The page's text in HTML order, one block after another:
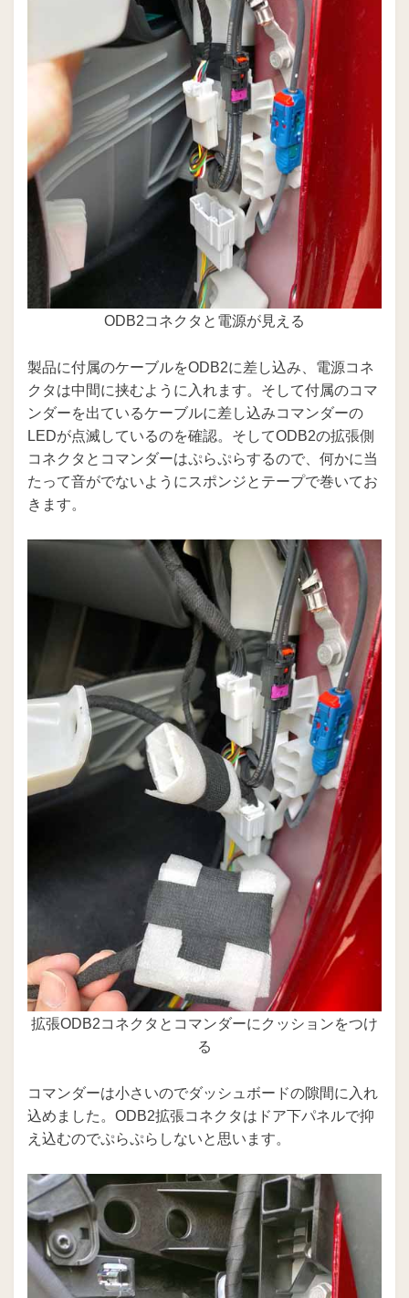
ODB2コネクタと電源が見える
製品に付属のケーブルをODB2に差し込み、電源コネ
クタは中間に挟むように入れます。そして付属のコマ
ンダーを出ているケーブルに差し込みコマンダーの
LEDが点滅しているのを確認。そしてODB2の拡張側
コネクタとコマンダーはぷらぷらするので、何かに当
たって音がでないようにスポンジとテープで巻いてお
きます。
拡張ODB2コネクタとコマンダーにクッションをつけ
る
コマンダーは小さいのでダッシュボードの隙間に入れ
込めました。ODB2拡張コネクタはドア下パネルで抑
え込むのでぷらぷらしないと思います。